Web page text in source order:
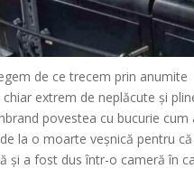
de ce trecem prin anumite
extrem de neplăcute și
povestea cu bucurie cum
la o moarte veșnică pentru
și a fost dus într-o cameră în